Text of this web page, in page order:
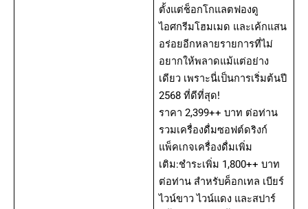
ตั้งแต่ช็อกโกแลตฟองดู
ไอศกรีมโฮมเมด และเค้กแสน
อร่อยอีกหลายรายการที่ไม่
อยากให้พลาดแม้แต่อย่าง
เดียว เพราะนี่เป็นการเริ่มต้นปี
2568 ที่ดีที่สุด!
ราคา 2,399++ บาท ต่อท่าน
รวมเครื่องดื่มซอฟต์ดริงก์
แพ็คเกจเครื่องดื่มเพิ่ม
เติม:ชำระเพิ่ม 1,800++ บาท
ต่อท่าน สำหรับค็อกเทล เบียร์
ไวน์ขาว ไวน์แดง และสปาร์